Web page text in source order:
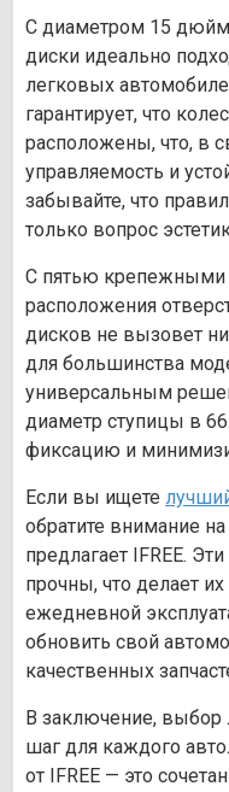
С диаметром 15
диски идеально
легковых
гарантирует, что
расположены, что, в
управляемость и
забывайте, что
только вопрос
С пятью крепежными
расположения
дисков не вызовет
для большинства
универсальным
диаметр ступицы в
фиксацию и
Если вы ищете
обратите внимание
предлагает IFREE.
прочны, что делает
ежедневной
обновить свой
качественных
В заключение,
шаг для каждого
от IFREE — это